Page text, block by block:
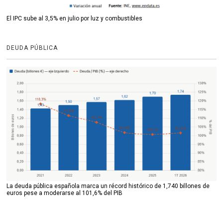
El IPC sube al 3,5% en julio por luz y combustibles
DEUDA PÚBLICA
La deuda pública española marca un récord histórico de 1,740 billones de
euros pese a moderarse al 101,6% del PIB